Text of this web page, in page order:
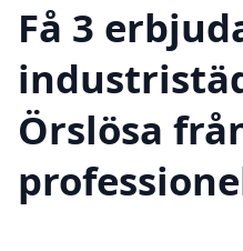
Få 3
Örslösa